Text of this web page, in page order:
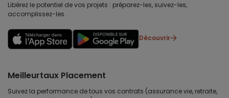
Libérez le potentiel de vos projets : préparez-les, suivez-les,
accomplissez-les.
Découvrir
Meilleurtaux Placement
Suivez la performance de tous vos contrats (assurance vie, retraite,